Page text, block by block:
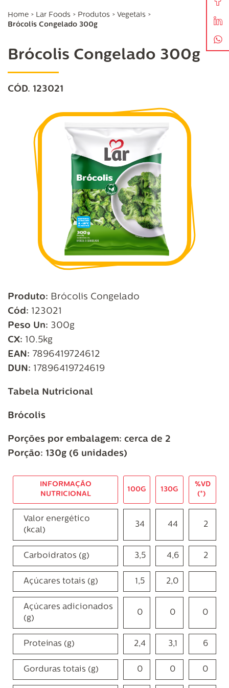
Home > Lar Foods > Produtos > Vegetais >
Brócolis Congelado 300g
Brócolis Congelado 300g
CÓD. 123021
Produto: Brócolis Congelado
Cód: 123021
Peso Un: 300g
CX: 10.5kg
EAN: 7896419724612
DUN: 17896419724619
Tabela Nutricional
Brócolis
Porções por embalagem: cerca de 2
Porção: 130g (6 unidades)
INFORMAÇÃO
NUTRICIONAL
100G 130G
%VD
(*)
Valor energético
(kcal)
34 44 2
Carboidratos (g) 3,5 4,6 2
Açúcares totais (g) 1,5 2,0
Açúcares adicionados
(g)
0 0 0
Proteínas (g) 2,4 3,1 6
Gorduras totais (g) 0 0 0